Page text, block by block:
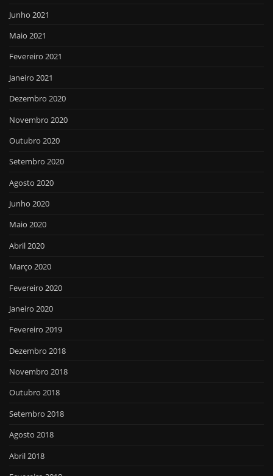
Junho 2021
Maio 2021
Fevereiro 2021
Janeiro 2021
Dezembro 2020
Novembro 2020
Outubro 2020
Setembro 2020
Agosto 2020
Junho 2020
Maio 2020
Abril 2020
Março 2020
Fevereiro 2020
Janeiro 2020
Fevereiro 2019
Dezembro 2018
Novembro 2018
Outubro 2018
Setembro 2018
Agosto 2018
Abril 2018